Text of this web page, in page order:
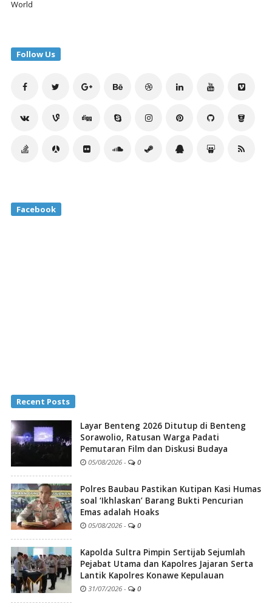
World
Follow Us
Facebook
Recent Posts
Layar Benteng 2026 Ditutup di Benteng
Sorawolio, Ratusan Warga Padati
Pemutaran Film dan Diskusi Budaya
05/08/2026 - 0
Polres Baubau Pastikan Kutipan Kasi Humas
soal ‘Ikhlaskan’ Barang Bukti Pencurian
Emas adalah Hoaks
05/08/2026 - 0
Kapolda Sultra Pimpin Sertijab Sejumlah
Pejabat Utama dan Kapolres Jajaran Serta
Lantik Kapolres Konawe Kepulauan
31/07/2026 - 0